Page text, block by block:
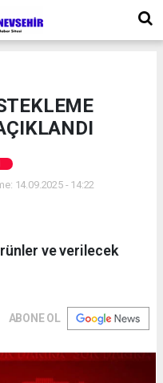
14.09.2025 - 14:22
ve verilecek
ABONE OL